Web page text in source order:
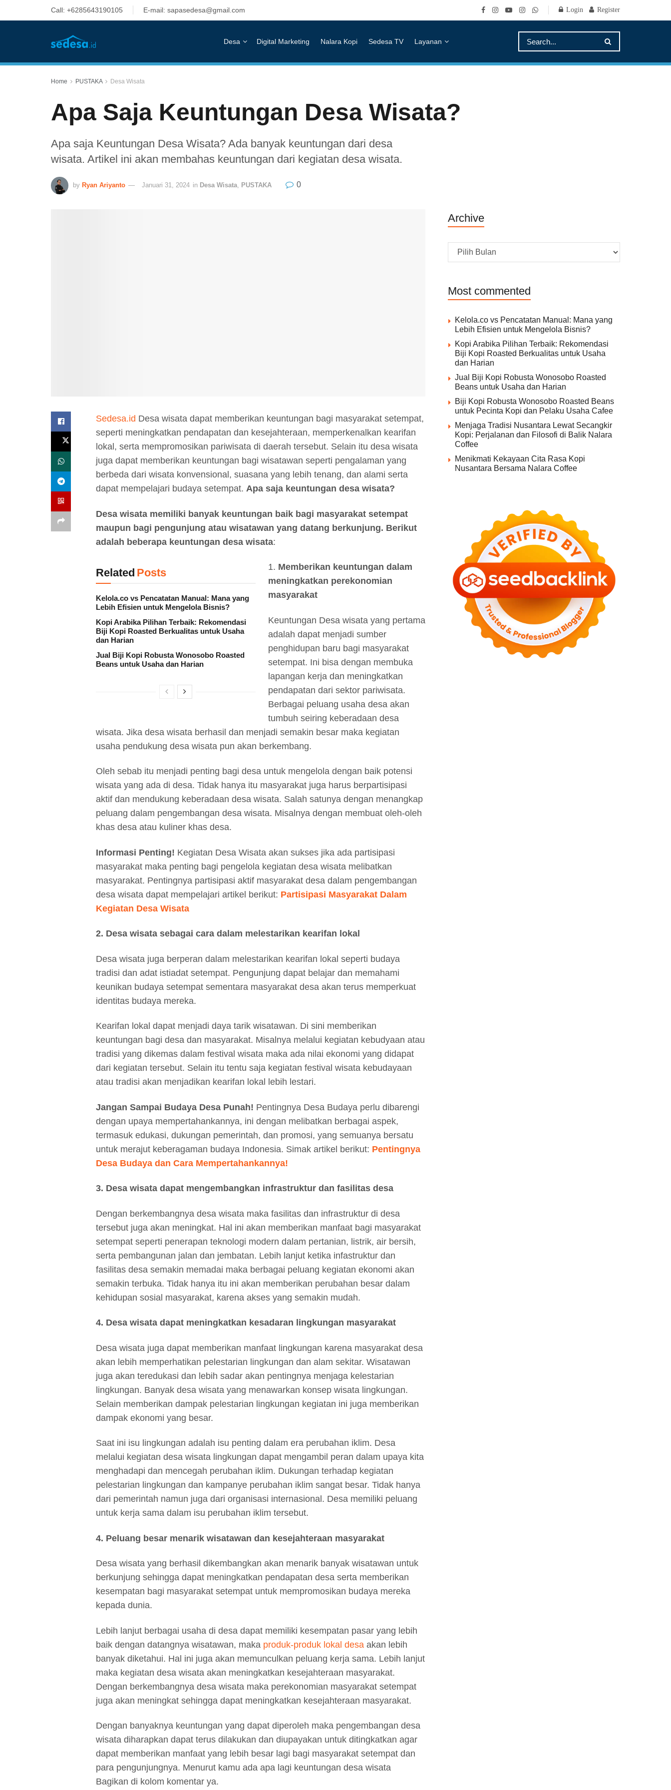
Call: +6285643190105 E-mail: sapasedesa@gmail.com Login Register
Desa Digital Marketing Nalara Kopi Sedesa TV Layanan
Home PUSTAKA Desa Wisata
Apa Saja Keuntungan Desa Wisata?
Apa saja Keuntungan Desa Wisata? Ada banyak keuntungan dari desa
wisata. Artikel ini akan membahas keuntungan dari kegiatan desa wisata.
by Ryan Ariyanto Januari 31, 2024 in Desa Wisata, PUSTAKA 0
Sedesa.id Desa wisata dapat memberikan keuntungan bagi masyarakat setempat,
seperti meningkatkan pendapatan dan kesejahteraan, memperkenalkan kearifan
lokal, serta mempromosikan pariwisata di daerah tersebut. Selain itu desa wisata
juga dapat memberikan keuntungan bagi wisatawan seperti pengalaman yang
berbeda dari wisata konvensional, suasana yang lebih tenang, dan alami serta
dapat mempelajari budaya setempat. Apa saja keuntungan desa wisata?
Desa wisata memiliki banyak keuntungan baik bagi masyarakat setempat
maupun bagi pengunjung atau wisatawan yang datang berkunjung. Berikut
adalah beberapa keuntungan desa wisata:
Related Posts
Kelola.co vs Pencatatan Manual: Mana yang
Lebih Efisien untuk Mengelola Bisnis?
Kopi Arabika Pilihan Terbaik: Rekomendasi
Biji Kopi Roasted Berkualitas untuk Usaha
dan Harian
Jual Biji Kopi Robusta Wonosobo Roasted
Beans untuk Usaha dan Harian
1. Memberikan keuntungan dalam
meningkatkan perekonomian
masyarakat
Keuntungan Desa wisata yang pertama
adalah dapat menjadi sumber
penghidupan baru bagi masyarakat
setempat. Ini bisa dengan membuka
lapangan kerja dan meningkatkan
pendapatan dari sektor pariwisata.
Berbagai peluang usaha desa akan
tumbuh seiring keberadaan desa
wisata. Jika desa wisata berhasil dan menjadi semakin besar maka kegiatan
usaha pendukung desa wisata pun akan berkembang.
Oleh sebab itu menjadi penting bagi desa untuk mengelola dengan baik potensi
wisata yang ada di desa. Tidak hanya itu masyarakat juga harus berpartisipasi
aktif dan mendukung keberadaan desa wisata. Salah satunya dengan menangkap
peluang dalam pengembangan desa wisata. Misalnya dengan membuat oleh-oleh
khas desa atau kuliner khas desa.
Informasi Penting! Kegiatan Desa Wisata akan sukses jika ada partisipasi
masyarakat maka penting bagi pengelola kegiatan desa wisata melibatkan
masyarakat. Pentingnya partisipasi aktif masyarakat desa dalam pengembangan
desa wisata dapat mempelajari artikel berikut: Partisipasi Masyarakat Dalam
Kegiatan Desa Wisata
2. Desa wisata sebagai cara dalam melestarikan kearifan lokal
Desa wisata juga berperan dalam melestarikan kearifan lokal seperti budaya
tradisi dan adat istiadat setempat. Pengunjung dapat belajar dan memahami
keunikan budaya setempat sementara masyarakat desa akan terus memperkuat
identitas budaya mereka.
Kearifan lokal dapat menjadi daya tarik wisatawan. Di sini memberikan
keuntungan bagi desa dan masyarakat. Misalnya melalui kegiatan kebudyaan atau
tradisi yang dikemas dalam festival wisata maka ada nilai ekonomi yang didapat
dari kegiatan tersebut. Selain itu tentu saja kegiatan festival wisata kebudayaan
atau tradisi akan menjadikan kearifan lokal lebih lestari.
Jangan Sampai Budaya Desa Punah! Pentingnya Desa Budaya perlu dibarengi
dengan upaya mempertahankannya, ini dengan melibatkan berbagai aspek,
termasuk edukasi, dukungan pemerintah, dan promosi, yang semuanya bersatu
untuk merajut keberagaman budaya Indonesia. Simak artikel berikut: Pentingnya
Desa Budaya dan Cara Mempertahankannya!
3. Desa wisata dapat mengembangkan infrastruktur dan fasilitas desa
Dengan berkembangnya desa wisata maka fasilitas dan infrastruktur di desa
tersebut juga akan meningkat. Hal ini akan memberikan manfaat bagi masyarakat
setempat seperti penerapan teknologi modern dalam pertanian, listrik, air bersih,
serta pembangunan jalan dan jembatan. Lebih lanjut ketika infastruktur dan
fasilitas desa semakin memadai maka berbagai peluang kegiatan ekonomi akan
semakin terbuka. Tidak hanya itu ini akan memberikan perubahan besar dalam
kehidupan sosial masyarakat, karena akses yang semakin mudah.
4. Desa wisata dapat meningkatkan kesadaran lingkungan masyarakat
Desa wisata juga dapat memberikan manfaat lingkungan karena masyarakat desa
akan lebih memperhatikan pelestarian lingkungan dan alam sekitar. Wisatawan
juga akan teredukasi dan lebih sadar akan pentingnya menjaga kelestarian
lingkungan. Banyak desa wisata yang menawarkan konsep wisata lingkungan.
Selain memberikan dampak pelestarian lingkungan kegiatan ini juga memberikan
dampak ekonomi yang besar.
Saat ini isu lingkungan adalah isu penting dalam era perubahan iklim. Desa
melalui kegiatan desa wisata lingkungan dapat mengambil peran dalam upaya kita
menghadapi dan mencegah perubahan iklim. Dukungan terhadap kegiatan
pelestarian lingkungan dan kampanye perubahan iklim sangat besar. Tidak hanya
dari pemerintah namun juga dari organisasi internasional. Desa memiliki peluang
untuk kerja sama dalam isu perubahan iklim tersebut.
4. Peluang besar menarik wisatawan dan kesejahteraan masyarakat
Desa wisata yang berhasil dikembangkan akan menarik banyak wisatawan untuk
berkunjung sehingga dapat meningkatkan pendapatan desa serta memberikan
kesempatan bagi masyarakat setempat untuk mempromosikan budaya mereka
kepada dunia.
Lebih lanjut berbagai usaha di desa dapat memiliki kesempatan pasar yang lebih
baik dengan datangnya wisatawan, maka produk-produk lokal desa akan lebih
banyak diketahui. Hal ini juga akan memunculkan peluang kerja sama. Lebih lanjut
maka kegiatan desa wisata akan meningkatkan kesejahteraan masyarakat.
Dengan berkembangnya desa wisata maka perekonomian masyarakat setempat
juga akan meningkat sehingga dapat meningkatkan kesejahteraan masyarakat.
Dengan banyaknya keuntungan yang dapat diperoleh maka pengembangan desa
wisata diharapkan dapat terus dilakukan dan diupayakan untuk ditingkatkan agar
dapat memberikan manfaat yang lebih besar lagi bagi masyarakat setempat dan
para pengunjungnya. Menurut kamu ada apa lagi keuntungan desa wisata
Bagikan di kolom komentar ya.
Archive
Archive
Most commented
Kelola.co vs Pencatatan Manual: Mana yang
Lebih Efisien untuk Mengelola Bisnis?
Kopi Arabika Pilihan Terbaik: Rekomendasi
Biji Kopi Roasted Berkualitas untuk Usaha
dan Harian
Jual Biji Kopi Robusta Wonosobo Roasted
Beans untuk Usaha dan Harian
Biji Kopi Robusta Wonosobo Roasted Beans
untuk Pecinta Kopi dan Pelaku Usaha Cafee
Menjaga Tradisi Nusantara Lewat Secangkir
Kopi: Perjalanan dan Filosofi di Balik Nalara
Coffee
Menikmati Kekayaan Cita Rasa Kopi
Nusantara Bersama Nalara Coffee